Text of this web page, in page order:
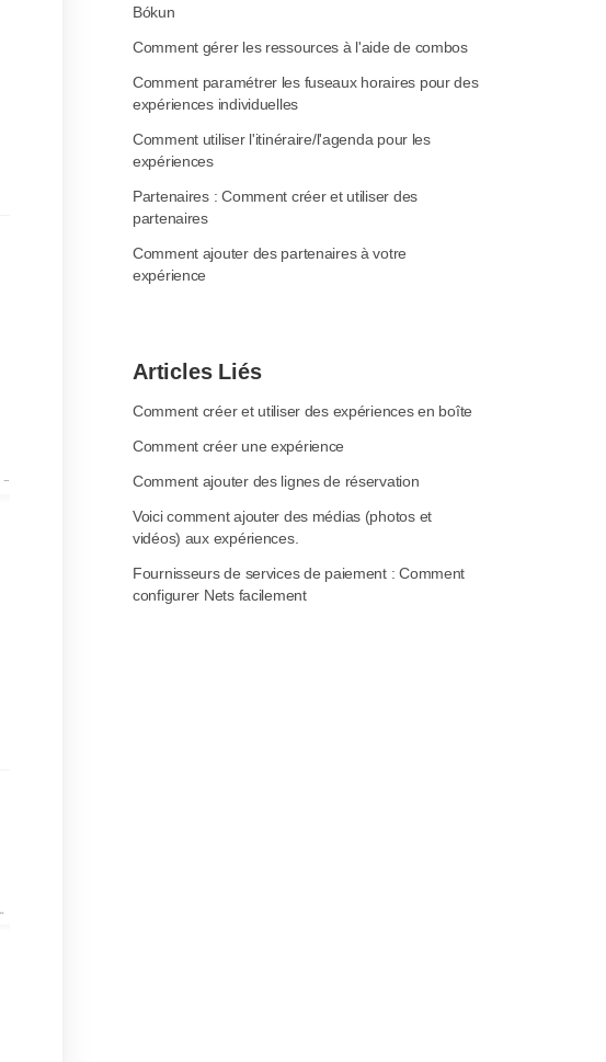
Bókun
Comment gérer les ressources à l'aide de combos
Comment paramétrer les fuseaux horaires pour des
expériences individuelles
Comment utiliser l'itinéraire/l'agenda pour les
expériences
Partenaires : Comment créer et utiliser des
partenaires
Comment ajouter des partenaires à votre
expérience
Articles Liés
Comment créer et utiliser des expériences en boîte
Comment créer une expérience
Comment ajouter des lignes de réservation
Voici comment ajouter des médias (photos et
vidéos) aux expériences.
Fournisseurs de services de paiement : Comment
configurer Nets facilement